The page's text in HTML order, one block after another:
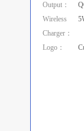
Output：
Wireless
Charger：
Logo：